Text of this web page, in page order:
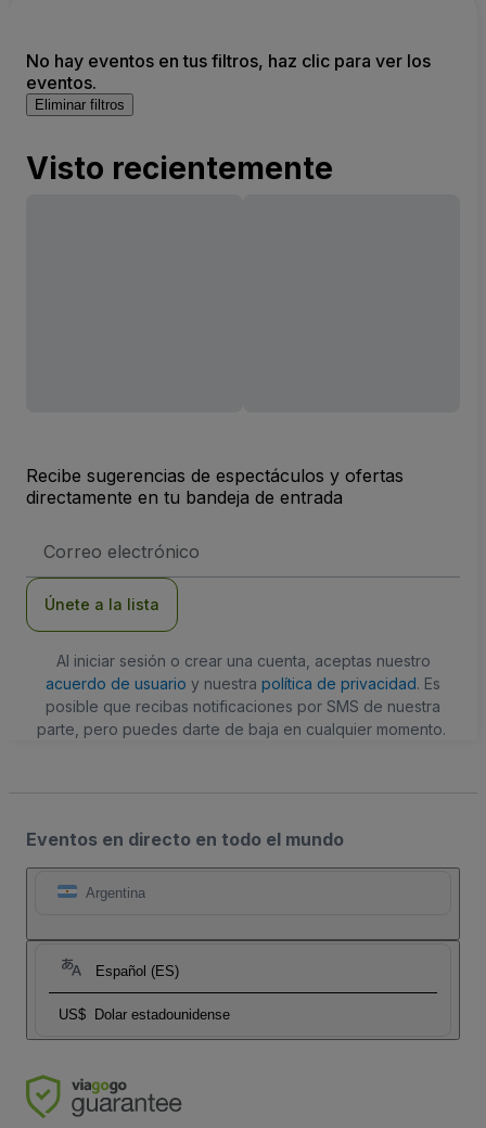
No hay eventos en tus filtros, haz clic para ver los
eventos.
Eliminar filtros
Visto recientemente
Recibe sugerencias de espectáculos y ofertas
directamente en tu bandeja de entrada
de
Únete a la lista
Al iniciar sesión o crear una cuenta, aceptas nuestro
acuerdo de usuario y nuestra política de privacidad. Es
posible que recibas notificaciones por SMS de nuestra
parte, pero puedes darte de baja en cualquier momento.
Eventos en directo en todo el mundo
Argentina
Español (ES)
US$ Dolar estadounidense